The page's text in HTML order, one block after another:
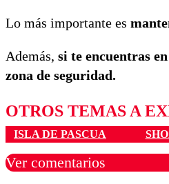
Lo más importante es
Además, si te encuentras
zona de seguridad.
OTROS TEMAS A
ISLA DE PASCUA
Ver comentarios